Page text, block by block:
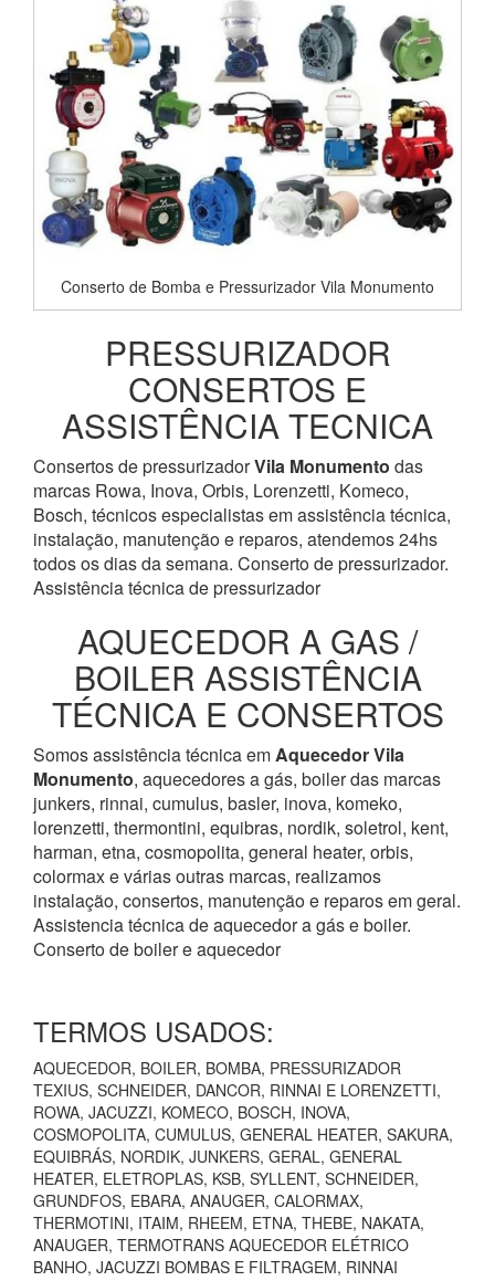
Conserto de Bomba e Pressurizador Vila Monumento
PRESSURIZADOR
CONSERTOS E
ASSISTÊNCIA TECNICA
Consertos de pressurizadorVila Monumento das
marcas Rowa, Inova, Orbis, Lorenzetti, Komeco,
Bosch, técnicos especialistas em assistência técnica,
instalação, manutenção e reparos, atendemos 24hs
todos os dias da semana. Conserto de pressurizador.
Assistência técnica de pressurizador
AQUECEDOR A GAS /
BOILER ASSISTÊNCIA
TÉCNICA E CONSERTOS
Somos assistência técnica emAquecedorVila
Monumento, aquecedores a gás, boiler das marcas
junkers, rinnai, cumulus, basler, inova, komeko,
lorenzetti, thermontini, equibras, nordik, soletrol, kent,
harman, etna, cosmopolita, general heater, orbis,
colormax e várias outras marcas, realizamos
instalação, consertos, manutenção e reparos em geral.
Assistencia técnica de aquecedor a gás e boiler.
Conserto de boiler e aquecedor
TERMOS USADOS:
AQUECEDOR, BOILER, BOMBA, PRESSURIZADOR
TEXIUS, SCHNEIDER, DANCOR, RINNAI E LORENZETTI,
ROWA, JACUZZI, KOMECO, BOSCH, INOVA,
COSMOPOLITA, CUMULUS, GENERAL HEATER, SAKURA,
EQUIBRÁS, NORDIK, JUNKERS, GERAL, GENERAL
HEATER, ELETROPLAS, KSB, SYLLENT, SCHNEIDER,
GRUNDFOS, EBARA, ANAUGER, CALORMAX,
THERMOTINI, ITAIM, RHEEM, ETNA, THEBE, NAKATA,
ANAUGER, TERMOTRANS AQUECEDOR ELÉTRICO
BANHO, JACUZZI BOMBAS E FILTRAGEM, RINNAI